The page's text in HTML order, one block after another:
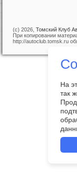
(c) 2026, Томский Клуб
При копировании
http://autoclub.tomsk.ru
На
так